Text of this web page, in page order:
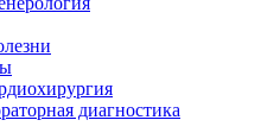
диагностика